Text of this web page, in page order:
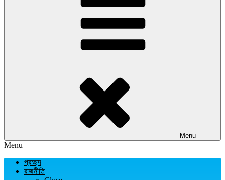
Menu
Menu
প্রচ্ছদ
রাজনীতি